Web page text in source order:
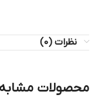
نظرات (0)
محصولات مشابه